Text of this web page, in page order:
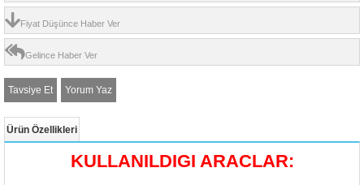
Fiyat Düşünce Haber Ver
Gelince Haber Ver
Tavsiye Et Yorum Yaz
Ürün Özellikleri
KULLANILDIGI ARACLAR: